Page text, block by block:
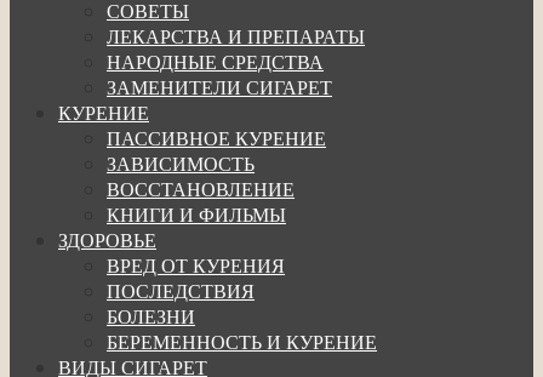
СОВЕТЫ
ЛЕКАРСТВА И ПРЕПАРАТЫ
НАРОДНЫЕ СРЕДСТВА
ЗАМЕНИТЕЛИ СИГАРЕТ
КУРЕНИЕ
ПАССИВНОЕ КУРЕНИЕ
ЗАВИСИМОСТЬ
ВОССТАНОВЛЕНИЕ
КНИГИ И ФИЛЬМЫ
ЗДОРОВЬЕ
ВРЕД ОТ КУРЕНИЯ
ПОСЛЕДСТВИЯ
БОЛЕЗНИ
БЕРЕМЕННОСТЬ И КУРЕНИЕ
ВИДЫ СИГАРЕТ